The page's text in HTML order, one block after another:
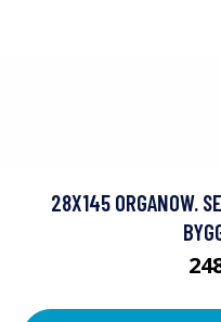
28X145 ORGANOW.